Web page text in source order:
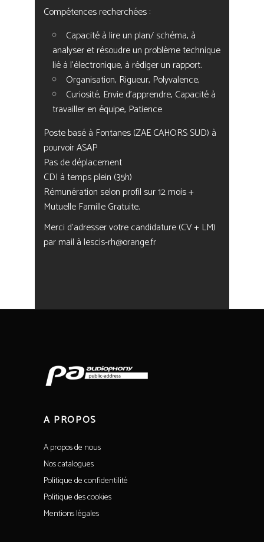
Compétences recherchées :
Capacité à lire un plan/ schéma, à
analyser et résoudre un problème technique
lié à l’électronique, à rédiger un rapport.
Organisation, Rigueur, Polyvalence,
Curiosité, Envie d’apprendre, Capacité à
travailler en équipe, Patience
Poste basé à Fontanes (ZAE CAHORS SUD) à
pourvoir ASAP
Pas de déplacement
CDI à temps plein (35h)
Rémunération selon profil sur 12 mois +
Mutuelle Famille Gratuite.
Merci d’adresser votre candidature (CV + LM)
par mail à lescis-rh@orange.fr
A PROPOS
A propos de nous
Nos catalogues
Politique de confidentilité
Politique des cookies
Mentions légales